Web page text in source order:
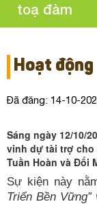
tài
trợ
cho
sự
kiện
toạ
đàm
trợ
cho
sự
kiện
đàm
cho
kiện
toạ
đàm
kiện
toạ
đàmtoạ đàm
Hoạt động
Đã đăng: 14-10-
Sáng ngày 12/10/
vinh dự tài trợ cho
Tuần Hoàn và Đổi
Sự kiện này
Triển Bền